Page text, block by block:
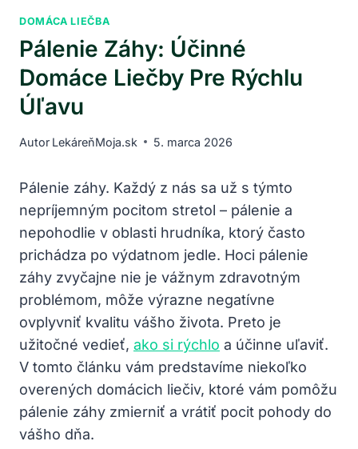
DOMÁCA LIEČBA
Pálenie Záhy: Účinné
Domáce Liečby Pre Rýchlu
Úľavu
Autor LekáreňMoja.sk 5. marca 2026
Pálenie záhy. Každý z nás sa už s týmto
nepríjemným pocitom stretol – pálenie a
nepohodlie v oblasti hrudníka, ktorý často
prichádza po výdatnom jedle. Hoci pálenie
záhy zvyčajne nie je vážnym zdravotným
problémom, môže výrazne negatívne
ovplyvniť kvalitu vášho života. Preto je
užitočné vedieť, ako si rýchlo a účinne uľaviť.
V tomto článku vám predstavíme niekoľko
overených domácich liečiv, ktoré vám pomôžu
pálenie záhy zmierniť a vrátiť pocit pohody do
vášho dňa.